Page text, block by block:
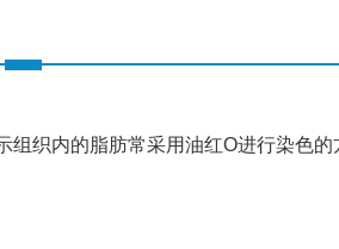
织内的脂肪常采用油红O进行染色的